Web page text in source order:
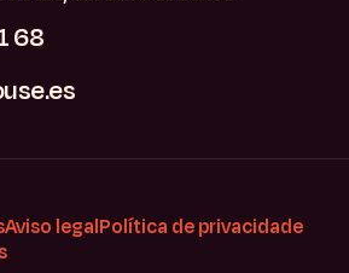
68
Aviso legalPolítica de privacidade